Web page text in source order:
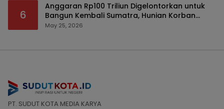
6
Anggaran Rp100 Triliun Digelontorkan untuk
Bangun Kembali Sumatra, Hunian Korban
Bencana Bakal Difokuskan
May 25, 2026
PT. SUDUT KOTA MEDIA KARYA